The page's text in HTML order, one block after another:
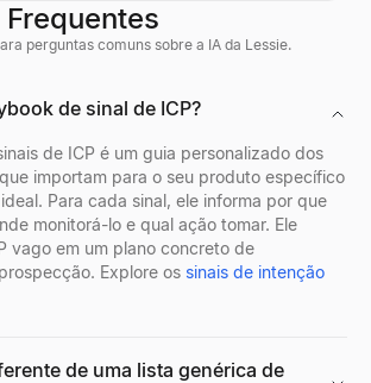
de chamada fria
não solicitadas personalizados
agora — um feed ao vivo de
Gratuito
ATS grátis: envie seu currículo e veja na
banners, nomes de usuário e
Perfis Facebook
nome de usuário ou URL de perfil do
perguntas comuns sobre a IA da Lessie.
de sinal de ICP?
de ICP é um guia personalizado dos
importam para o seu produto específico
Para cada sinal, ele informa por que
monitorá-lo e qual ação tomar. Ele
vago em um plano concreto de
Explore os sinais de intenção
de uma lista genérica de